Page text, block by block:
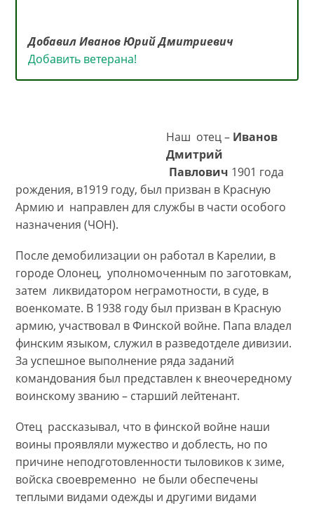
Добавил Иванов Юрий Дмитриевич
Добавить ветерана!
Наш отец – Иванов
Дмитрий
Павлович 1901 года
рождения, в1919 году, был призван в Красную
Армию и направлен для службы в части особого
назначения (ЧОН).
После демобилизации он работал в Карелии, в
городе Олонец, уполномоченным по заготовкам,
затем ликвидатором неграмотности, в суде, в
военкомате. В 1938 году был призван в Красную
армию, участвовал в Финской войне. Папа владел
финским языком, служил в разведотделе дивизии.
За успешное выполнение ряда заданий
командования был представлен к внеочередному
воинскому званию – старший лейтенант.
Отец рассказывал, что в финской войне наши
воины проявляли мужество и доблесть, но по
причине неподготовленности тыловиков к зиме,
войска своевременно не были обеспечены
теплыми видами одежды и другими видами